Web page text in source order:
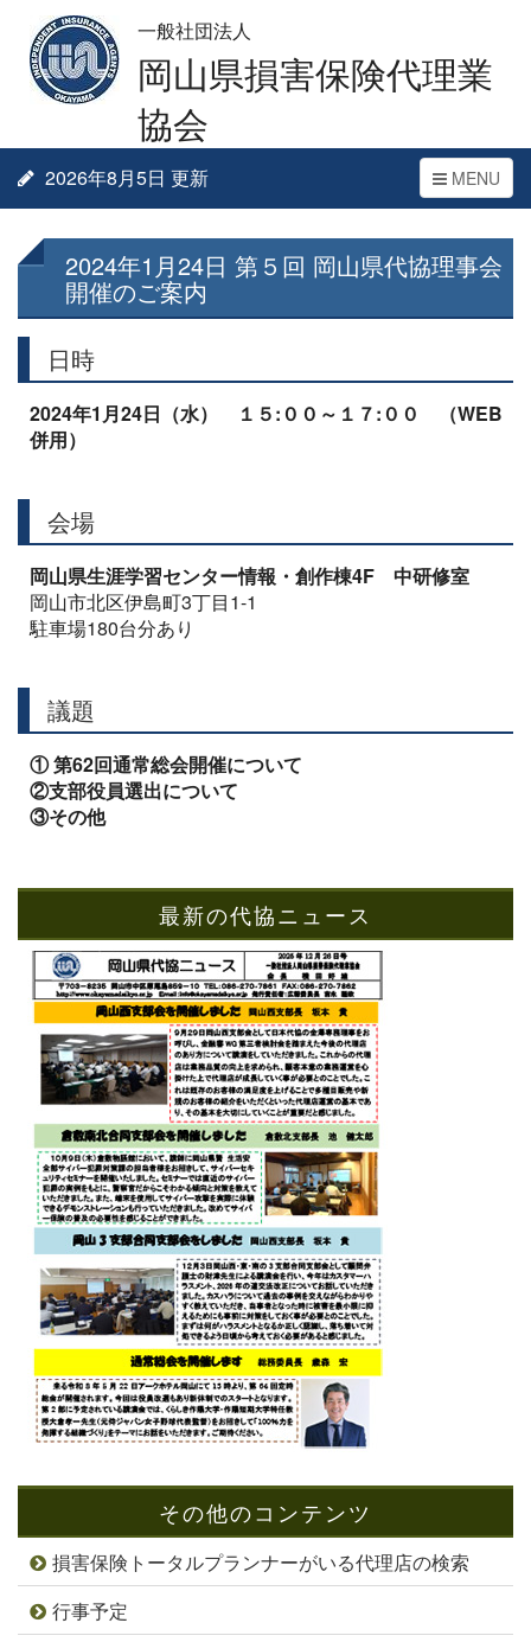
一般社団法人
岡山県損害保険代理業
協会
Toggle
navigation
MENU
2026年8月5日 更新
2024年1月24日 第５回 岡山県代協理事会
開催のご案内
日時
2024年1月24日（水） １５:００～１７:００ （WEB
併用）
会場
岡山県生涯学習センター情報・創作棟4F 中研修室
岡山市北区伊島町3丁目1-1
駐車場180台分あり
議題
① 第62回通常総会開催について
②支部役員選出について
③その他
最新の代協ニュース
その他のコンテンツ
損害保険トータルプランナーがいる代理店の検索
行事予定